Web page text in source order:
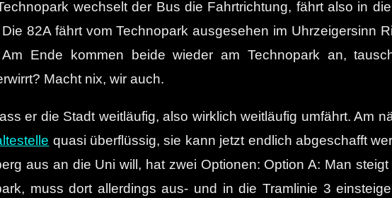
wechselt der Bus die Fahrtrichtung, fährt also in
82A fährt vom Technopark ausgesehen im Uhrzeigersinn
Ende kommen beide wieder am Technopark an,
Macht nix, wir auch.
er die Stadt weitläufig, also wirklich weitläufig umfährt. Am
quasi überflüssig, sie kann jetzt endlich abgeschafft
aus an die Uni will, hat zwei Optionen: Option A: Man
muss dort allerdings aus- und in die Tramlinie 3